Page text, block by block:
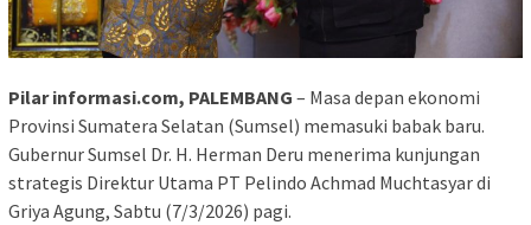
Pilar informasi.com, PALEMBANG – Masa depan ekonomi
Provinsi Sumatera Selatan (Sumsel) memasuki babak baru.
Gubernur Sumsel Dr. H. Herman Deru menerima kunjungan
strategis Direktur Utama PT Pelindo Achmad Muchtasyar di
Griya Agung, Sabtu (7/3/2026) pagi.